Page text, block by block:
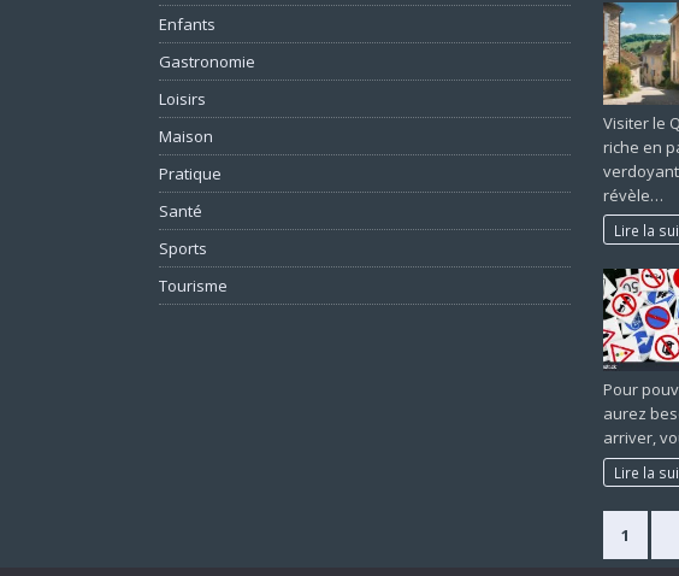
Enfants
Gastronomie
Loisirs
Maison
Pratique
Santé
Sports
Tourisme
Visiter le
riche en
révèle…
Lire la
Pour
aurez
arriver,
Lire la
1